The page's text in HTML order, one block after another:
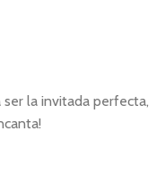
la invitada perfecta,